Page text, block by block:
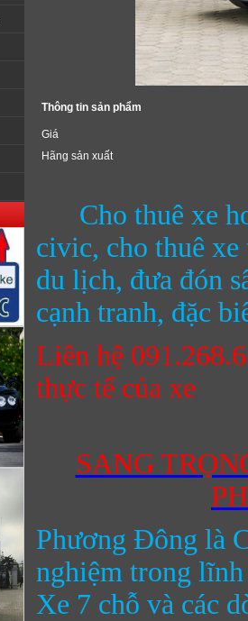
Thông tin sản phẩm
Giá
Hãng sản xuất
Cho thuê xe
civic, cho thuê
du lịch, đưa đón
cạnh tranh, đặc
Liên hệ
thực tế của xe
SANG
Phương Đông là
nghiệm trong
Xe 7 chỗ và các